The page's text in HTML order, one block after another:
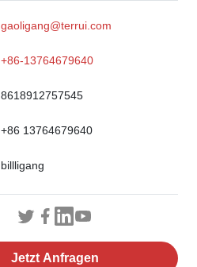
gaoligang@terrui.com
+86-13764679640
8618912757545
+86 13764679640
billligang
Jetzt Anfragen